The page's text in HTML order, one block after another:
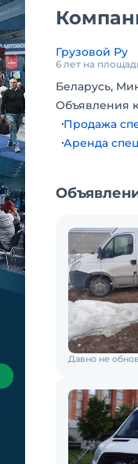
Грузовой Ру
6 лет на
Беларусь,
Объявления
Продажа
Аренда
Давно не